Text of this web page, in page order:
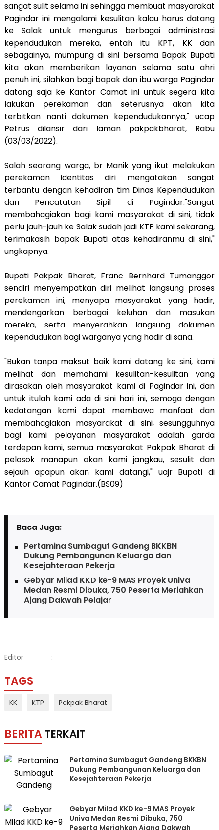
sangat sulit selama ini sehingga membuat masyarakat
Pagindar ini mengalami kesulitan kalau harus datang
ke Salak untuk mengurus berbagai administrasi
kependudukan mereka, entah itu KPT, KK dan
sebagainya, mumpung di sini bersama Bapak Bupati
kita akan memberikan layanan selama satu ahri
penuh ini, silahkan bagi bapak dan ibu warga Pagindar
datang saja ke Kantor Camat ini untuk segera kita
lakukan perekaman dan seterusnya akan kita
terbitkan nanti dokumen kependudukannya," ucap
Petrus dilansir dari laman pakpakbharat, Rabu
(03/03/2022).
Salah seorang warga, br Manik yang ikut melakukan
perekaman identitas diri mengatakan sangat
terbantu dengan kehadiran tim Dinas Kependudukan
dan Pencatatan Sipil di Pagindar."Sangat
membahagiakan bagi kami masyarakat di sini, tidak
perlu jauh-jauh ke Salak sudah jadi KTP kami sekarang,
terimakasih bapak Bupati atas kehadiranmu di sini,"
ungkapnya.
Bupati Pakpak Bharat, Franc Bernhard Tumanggor
sendiri menyempatkan diri melihat langsung proses
perekaman ini, menyapa masyarakat yang hadir,
mendengarkan berbagai keluhan dan masukan
mereka, serta menyerahkan langsung dokumen
kependudukan bagi warganya yang hadir di sana.
"Bukan tanpa maksut baik kami datang ke sini, kami
melihat dan memahami kesulitan-kesulitan yang
dirasakan oleh masyarakat kami di Pagindar ini, dan
untuk itulah kami ada di sini hari ini, semoga dengan
kedatangan kami dapat membawa manfaat dan
membahagiakan masyarakat di sini, sesungguhnya
bagi kami pelayanan masyarakat adalah garda
terdepan kami, semua masyarakat Pakpak Bharat di
pelosok manapun akan kami jangkau, sesulit dan
sejauh apapun akan kami datangi," uajr Bupati di
Kantor Camat Pagindar.(BS09)
Baca Juga:
Pertamina Sumbagut Gandeng BKKBN
Dukung Pembangunan Keluarga dan
Kesejahteraan Pekerja
Gebyar Milad KKD ke-9 MAS Proyek Univa
Medan Resmi Dibuka, 750 Peserta Meriahkan
Ajang Dakwah Pelajar
Editor :
TAGS
KK KTP Pakpak Bharat
BERITA TERKAIT
Pertamina Sumbagut Gandeng BKKBN
Dukung Pembangunan Keluarga dan
Kesejahteraan Pekerja
Gebyar Milad KKD ke-9 MAS Proyek
Univa Medan Resmi Dibuka, 750
Peserta Meriahkan Ajang Dakwah